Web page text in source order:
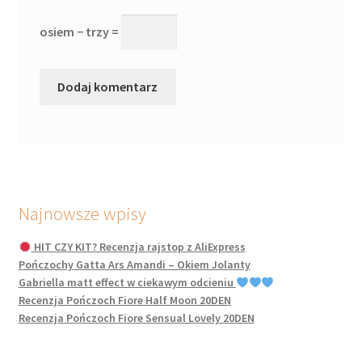
osiem − trzy =
Najnowsze wpisy
HIT CZY KIT? Recenzja rajstop z AliExpress
Pończochy Gatta Ars Amandi – Okiem Jolanty
Gabriella matt effect w ciekawym odcieniu
Recenzja Pończoch Fiore Half Moon 20DEN
Recenzja Pończoch Fiore Sensual Lovely 20DEN